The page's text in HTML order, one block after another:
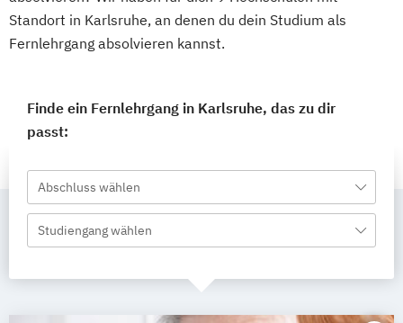
Standort in Karlsruhe, an denen du dein Studium als
Fernlehrgang absolvieren kannst.
Finde ein Fernlehrgang in Karlsruhe, das zu dir
passt:
Abschluss wählen
Studiengang wählen